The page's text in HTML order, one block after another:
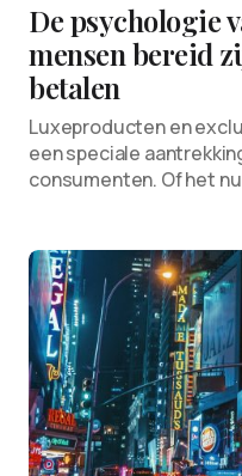
De psychologie
mensen bereid
betalen
Luxeproducten en
een speciale
consumenten. Of het